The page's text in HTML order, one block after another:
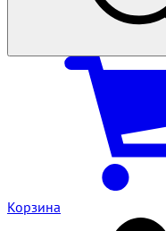
Корзина